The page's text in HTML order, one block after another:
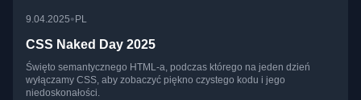
9.04.2025•PL
CSS Naked Day 2025
Święto semantycznego HTML-a, podczas którego na jeden dzień
wyłączamy CSS, aby zobaczyć piękno czystego kodu i jego
niedoskonałości.